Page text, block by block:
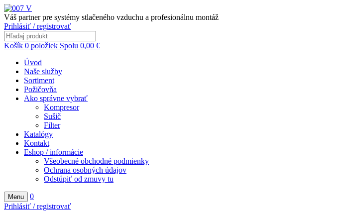
Váš partner pre systémy stlačeného vzduchu a profesionálnu montáž
Prihlásiť / registrovať
Košík 0 položiek Spolu 0,00 €
Úvod
Naše služby
Sortiment
Požičovňa
Ako správne vybrať
Kompresor
Sušič
Filter
Katalógy
Kontakt
Eshop / informácie
Všeobecné obchodné podmienky
Ochrana osobných údajov
Odstúpiť od zmuvy tu
Menu
0
Prihlásiť / registrovať